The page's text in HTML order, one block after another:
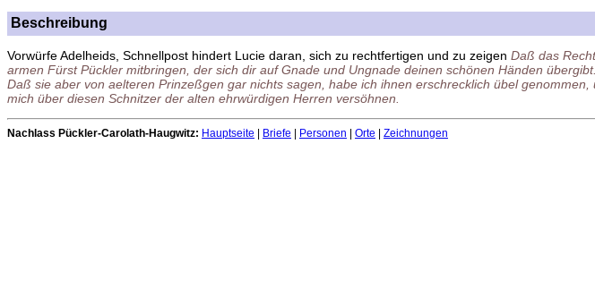
Beschreibung
Vorwürfe Adelheids, Schnellpost hindert Lucie daran, sich zu rechtfertigen und zu zeigen Daß das
armen Fürst Pückler mitbringen, der sich dir auf Gnade und Ungnade deinen schönen Händen übergibt.
Daß sie aber von aelteren Prinzeßgen gar nichts sagen, habe ich ihnen erschrecklich übel
mich über diesen Schnitzer der alten ehrwürdigen Herren versöhnen.
Nachlass Pückler-Carolath-Haugwitz: Hauptseite | Briefe | Personen | Orte | Zeichnungen